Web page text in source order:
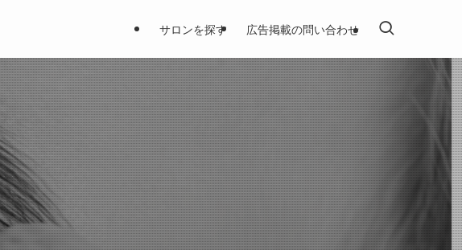
サロンを探す 広告掲載の問い合わせ